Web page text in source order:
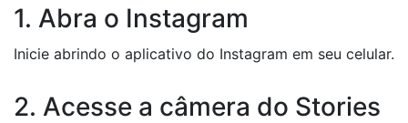
1. Abra o Instagram
Inicie abrindo o aplicativo do Instagram em seu celular.
2. Acesse a câmera do Stories